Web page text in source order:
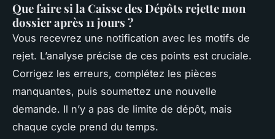
Que faire si la Caisse des Dépôts rejette mon
dossier après 11 jours ?
Vous recevrez une notification avec les motifs de
rejet. L’analyse précise de ces points est cruciale.
Corrigez les erreurs, complétez les pièces
manquantes, puis soumettez une nouvelle
demande. Il n’y a pas de limite de dépôt, mais
chaque cycle prend du temps.